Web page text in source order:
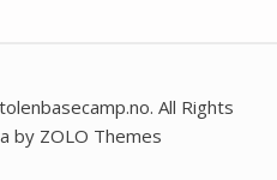
All Rights
by ZOLO Themes